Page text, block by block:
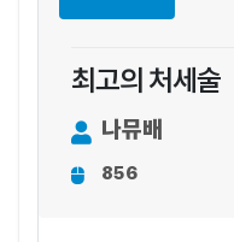
최고의 처세술
나뮤배
856